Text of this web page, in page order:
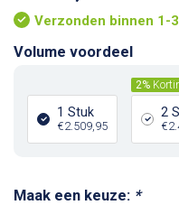
Verzonden binnen 1-
Volume voordeel
1 Stuk
€2.509,95
2%
2
Maak een keuze: *